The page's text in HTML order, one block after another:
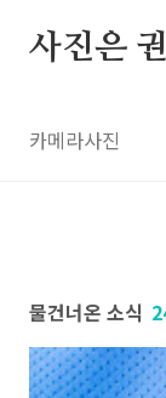
사진은
카메라사진
물건너온 소식